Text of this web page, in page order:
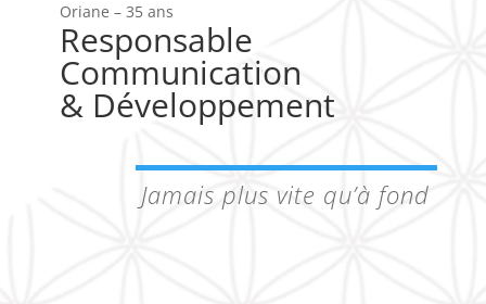
Oriane – 35 ans
Responsable
Communication
& Développement
Jamais plus vite qu’à fond